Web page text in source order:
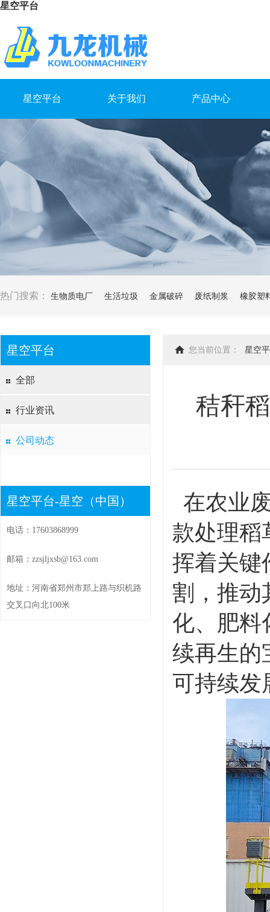
星空平台
星空平台 关于我们 产品中心
热门搜索： 生物质电厂 生活垃圾 金属破碎 废纸制浆 橡胶塑
星空平台
全部
行业资讯
公司动态
星空平台-星空（中国）
电话：17603868999
邮箱：zzsjljxsb@163.com
地址：河南省郑州市郑上路与织机路
交叉口向北100米
您当前位置： 星空
秸秆
在农业
款处理稻
挥着关键
割，推
化、肥料
续再生的
可持续发